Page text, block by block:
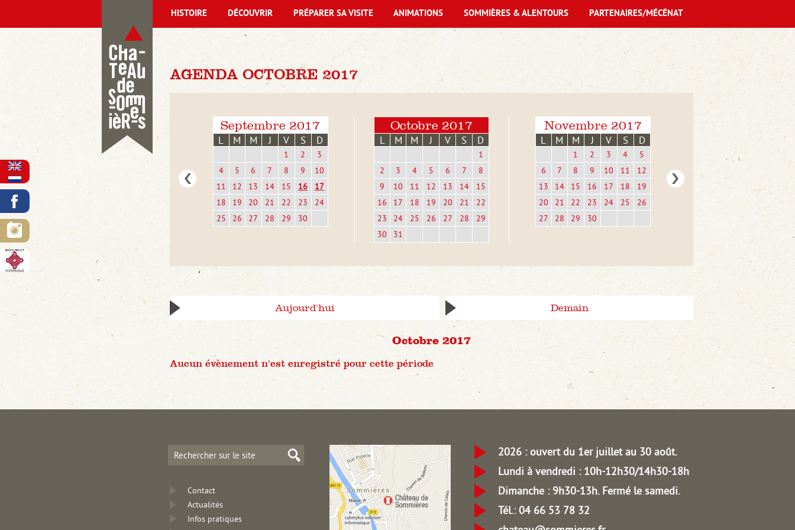
AGENDA OCTOBRE 2017
Septembre 2017
L M M J V S D
1 2
3
4
5 6 7 8 9
10
11
12 13 14 15 16
17
18
19 20 21 22 23
24
25
26 27 28 29 30
Octobre 2017
L M M J V S D
1
2
3 4 5 6 7
8
9
10 11 12 13 14
15
16
17 18 19 20 21
22
23
24 25 26 27 28
29
30
31
Novembre 2017
L M M J V S D
1 2 3 4
5
6
7 8 9 10 11
12
13
14 15 16 17 18
19
20
21 22 23 24 25
26
27
28 29 30
Aujourd'hui Demain
Octobre 2017
Aucun évènement n'est enregistré pour cette période
HISTOIRE DÉCOUVRIR PRÉPARER SA VISITE ANIMATIONS SOMMIÈRES & ALENTOURS PARTENAIRES/MÉCÉNAT
Contact
Actualités
Infos pratiques
2026 : ouvert du 1er juillet au 30 août.
Lundi à vendredi : 10h-12h30/14h30-18h
Dimanche : 9h30-13h. Fermé le samedi.
Tél.: 04 66 53 78 32